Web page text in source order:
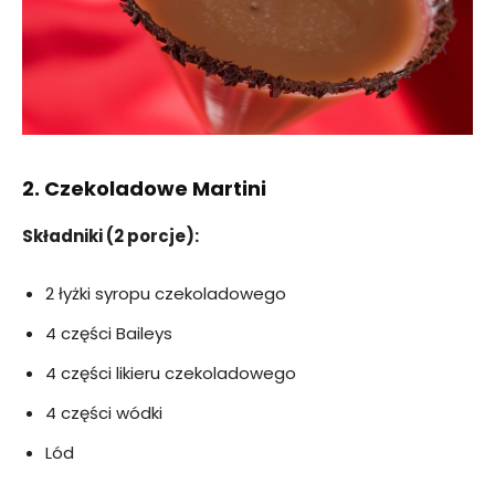
2. Czekoladowe Martini
Składniki (2 porcje):
2 łyżki syropu czekoladowego
4 części Baileys
4 części likieru czekoladowego
4 części wódki
Lód